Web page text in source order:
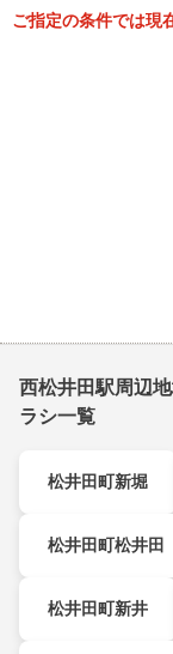
ご指定の条件では現
西松井田駅周辺
ラシ一覧
松井田町新堀
松井田町松井田
松井田町新井